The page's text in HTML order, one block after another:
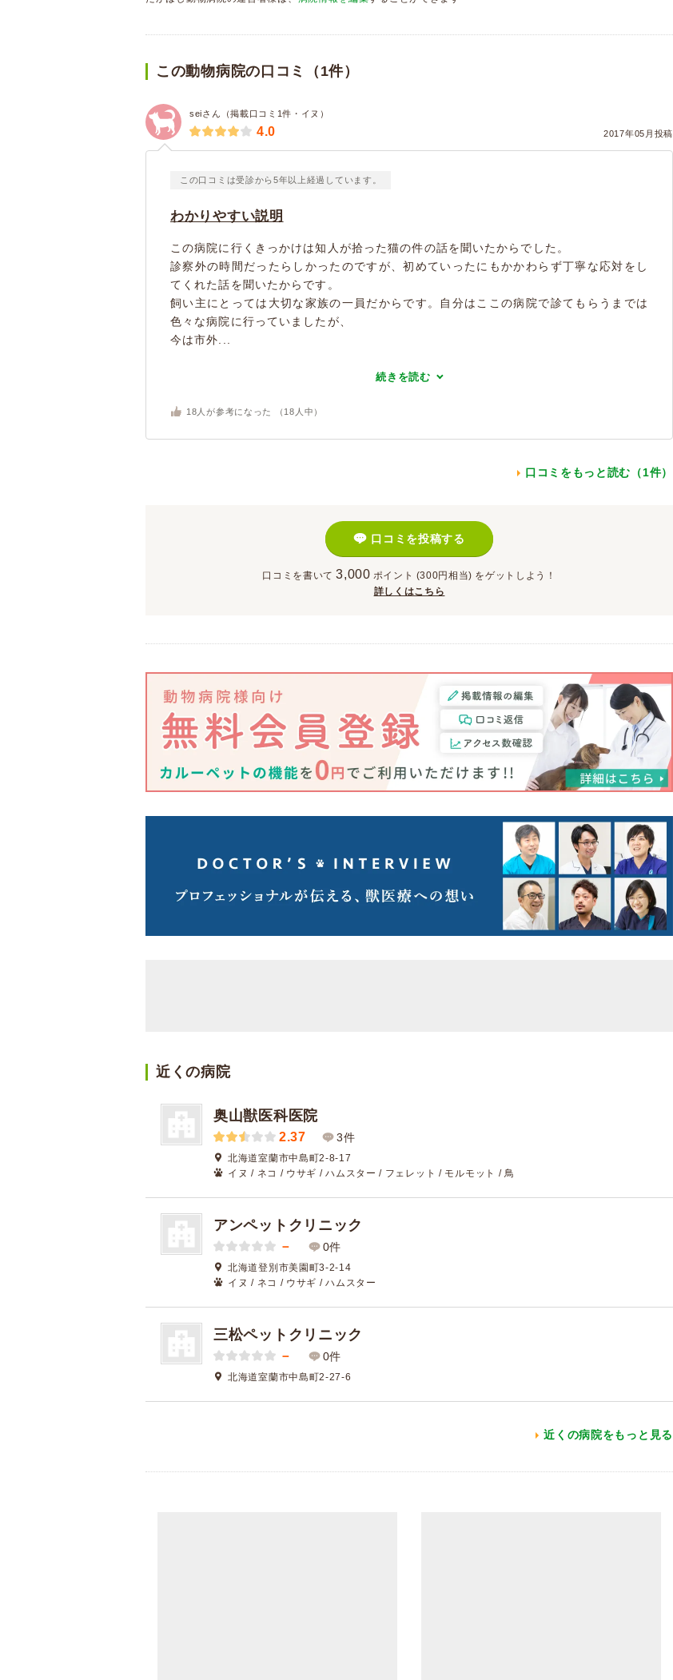
この動物病院の口コミ（1件）
seiさん（掲載口コミ1件・イヌ）
2017年05月投稿
4.0
この口コミは受診から5年以上経過しています。
わかりやすい説明
この病院に行くきっかけは知人が拾った猫の件の話を聞いたからでした。
診察外の時間だったらしかったのですが、初めていったにもかかわらず丁寧な応対をし
てくれた話を聞いたからです。
飼い主にとっては大切な家族の一員だからです。自分はここの病院で診てもらうまでは
色々な病院に行っていましたが、
今は市外...
続きを読む
18 人が参考になった （ 18 人中）
口コミをもっと読む（1件）
口コミを投稿する
口コミを書いて 3,000 ポイント (300円相当) をゲットしよう！
詳しくはこちら
近くの病院
奥山獣医科医院
2.37 3件
北海道室蘭市中島町2-8-17
イヌ / ネコ / ウサギ / ハムスター / フェレット / モルモット / 鳥
アンペットクリニック
－ 0件
北海道登別市美園町3-2-14
イヌ / ネコ / ウサギ / ハムスター
三松ペットクリニック
－ 0件
北海道室蘭市中島町2-27-6
近くの病院をもっと見る